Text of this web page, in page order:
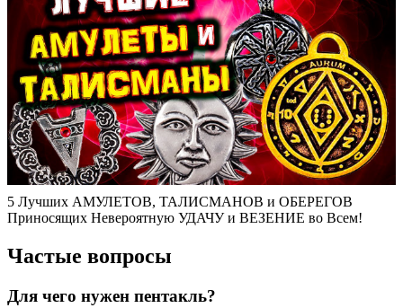
5 Лучших АМУЛЕТОВ, ТАЛИСМАНОВ и ОБЕРЕГОВ
Приносящих Невероятную УДАЧУ и ВЕЗЕНИЕ во Всем!
Частые вопросы
Для чего нужен пентакль?